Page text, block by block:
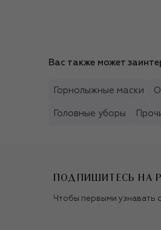
Вас также может
Горнолыжные маски
Головные уборы
ПОДПИШИТЕСЬ НА
Чтобы первыми узнавать